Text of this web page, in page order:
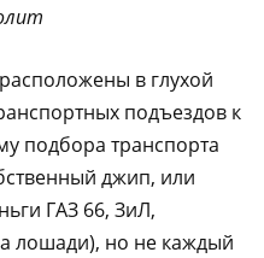
в глухой
подъездов к
подбора транспорта
джип, или
ГАЗ 66, ЗиЛ,
лошади), но не каждый